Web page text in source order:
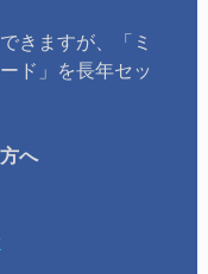
きますが、「ミ
ド」を長年セッ
へ